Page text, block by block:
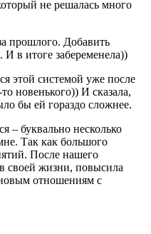
не решалась много
прошлого. Добавить
в итоге забеременела))
этой системой уже после
новенького)) И сказала,
бы ей гораздо сложнее.
– буквально несколько
Так как большого
После нашего
своей жизни, повысила
отношениям с